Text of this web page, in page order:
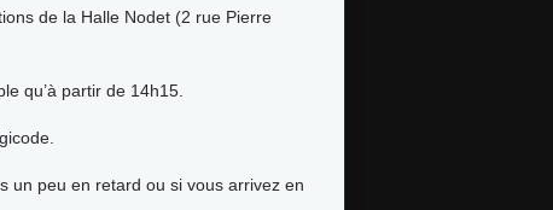
de la Halle Nodet (2 rue Pierre
qu’à partir de 14h15.
un peu en retard ou si vous arrivez en